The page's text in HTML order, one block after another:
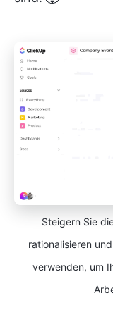
Steigern Sie
rationalisieren
verwenden, um